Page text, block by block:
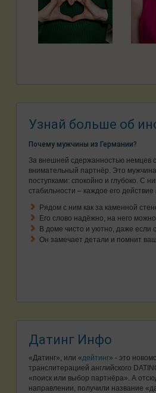
Узнай больше об
Почему мужчины из Германии?
За внешней сдержанностью немцев
внимательный партнёр. Это
поступками: спокойно и глубоко. С
стабильности – каждое его
Рядом с ним как за каменной
Его слово надёжно, на него
В доме чисто и уютно, даже если
Он замечает детали и помнит
Датинг Инфо
«Датинг», или «дейтинг» - это
транслитерацией английского
«поиск или выбор партнёра». А
направлении, получили название